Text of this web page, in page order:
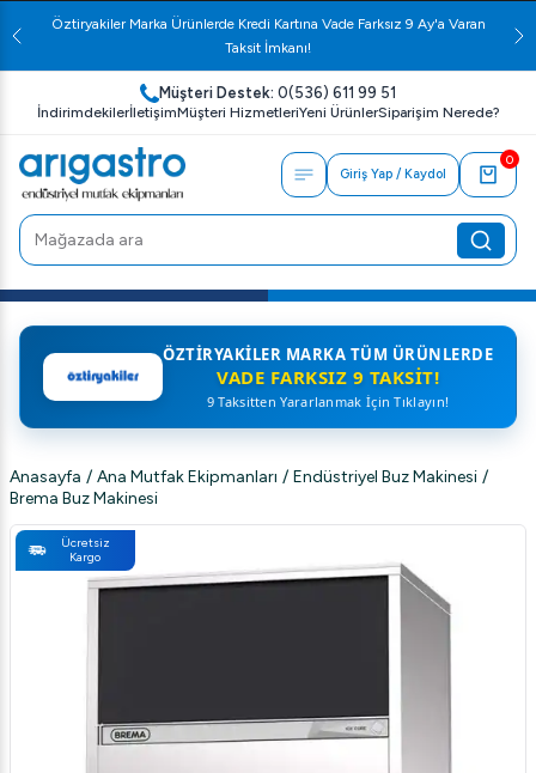
Öztiryakiler Marka Ürünlerde Kredi Kartına Vade Farksız 9 Ay'a Varan
Taksit İmkanı!
Müşteri Destek: 0(536) 611 99 51
İndirimdekilerİletişimMüşteri HizmetleriYeni ÜrünlerSiparişim Nerede?
Giriş Yap / Kaydol
0
ÖZTIRYAKILER MARKA TÜM ÜRÜNLERDE
VADE FARKSIZ 9 TAKSIT!
9 Taksitten Yararlanmak İçin Tıklayın!
Anasayfa / Ana Mutfak Ekipmanları / Endüstriyel Buz Makinesi /
Brema Buz Makinesi
Ücretsiz
Kargo